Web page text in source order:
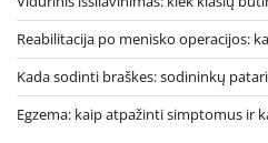
Reabilitacija po menisko operacijos:
Kada sodinti braškes: sodininkų
Egzema: kaip atpažinti simptomus ir